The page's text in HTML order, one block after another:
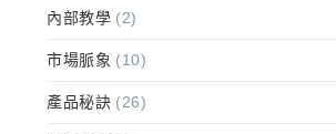
內部教學 (2)
市場脈象 (10)
產品秘訣 (26)